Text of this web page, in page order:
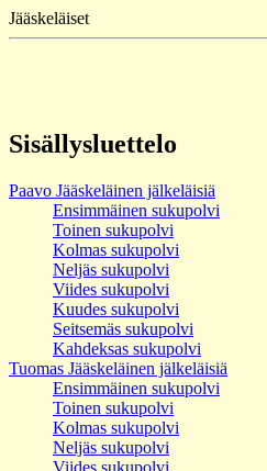
Jääskeläiset
Sisällysluettelo
Paavo Jääskeläinen jälkeläisiä
Ensimmäinen sukupolvi
Toinen sukupolvi
Kolmas sukupolvi
Neljäs sukupolvi
Viides sukupolvi
Kuudes sukupolvi
Seitsemäs sukupolvi
Kahdeksas sukupolvi
Tuomas Jääskeläinen jälkeläisiä
Ensimmäinen sukupolvi
Toinen sukupolvi
Kolmas sukupolvi
Neljäs sukupolvi
Viides sukupolvi